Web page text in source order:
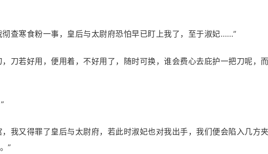
查寒食粉一事，皇后与太尉府恐怕早已盯上我了，至于淑妃……”
刀若好用，便用着，不好用了，随时可换，谁会费心去庇护一把刀呢，
我又得罪了皇后与太尉府，若此时淑妃也对我出手，我们便会陷入几方
”